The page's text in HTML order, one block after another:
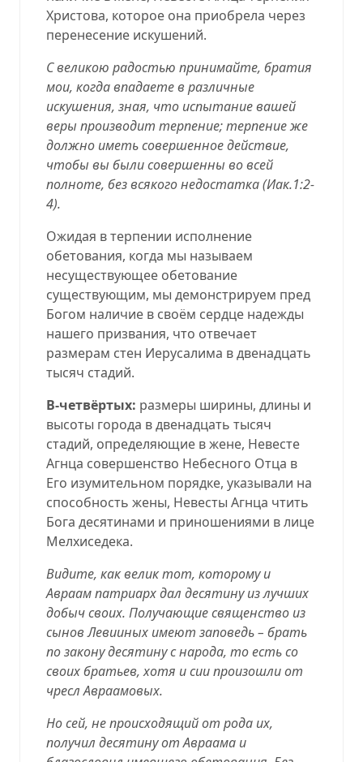
Христова, которое она приобрела через
перенесение искушений.
С великою радостью принимайте, братия
мои, когда впадаете в различные
искушения, зная, что испытание вашей
веры производит терпение; терпение же
должно иметь совершенное действие,
чтобы вы были совершенны во всей
полноте, без всякого недостатка (Иак.1:2-
4).
Ожидая в терпении исполнение
обетования, когда мы называем
несуществующее обетование
существующим, мы демонстрируем пред
Богом наличие в своём сердце надежды
нашего призвания, что отвечает
размерам стен Иерусалима в двенадцать
тысяч стадий.
В-четвёртых: размеры ширины, длины и
высоты города в двенадцать тысяч
стадий, определяющие в жене, Невесте
Агнца совершенство Небесного Отца в
Его изумительном порядке, указывали на
способность жены, Невесты Агнца чтить
Бога десятинами и приношениями в лице
Мелхиседека.
Видите, как велик тот, которому и
Авраам патриарх дал десятину из лучших
добыч своих. Получающие священство из
сынов Левииных имеют заповедь – брать
по закону десятину с народа, то есть со
своих братьев, хотя и сии произошли от
чресл Авраамовых.
Но сей, не происходящий от рода их,
получил десятину от Авраама и